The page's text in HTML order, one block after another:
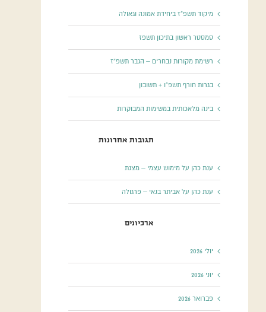
מיקוד תשפ”ז ביחידת אמונה וגאולה
סמסטר ראשון בתיכון תשפז
רשימת מקורות נבחרים – הגבר תשפ”ז
בגרות חורף תשפ”ו + תשובון
בינה מלאכותית במשימות המבוקרות
תגובות אחרונות
ענת כהן על מימוש עצמי – מצגת
ענת כהן על אביתר בנאי – פרגולה
ארכיונים
יולי 2026
יוני 2026
פברואר 2026